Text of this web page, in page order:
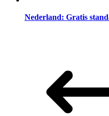
Nederland: Gratis